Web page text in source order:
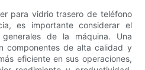
para vidrio trasero de teléfono
es importante considerar el
de la máquina. Una
componentes de alta calidad y
eficiente en sus operaciones,